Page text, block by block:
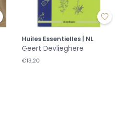
Huiles Essentielles | NL
Geert Devlieghere
€13,20